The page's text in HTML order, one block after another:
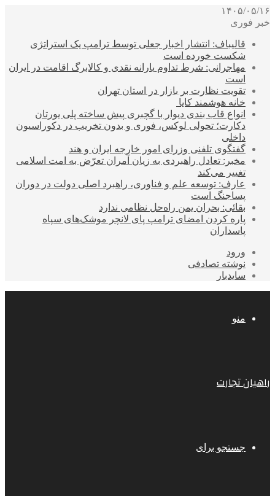
۱۴۰۵/۰۵/۱۶
خبر فوری
قالیباف: انتشار اخبار جعلی توسط ترامپ یک استراتژی
شکست خورده است
مهاجرانی: شرط تداوم یارانه نقدی و کالابرگ اقامت در ایران
است
تقویت نظارت بر بازار در استان تهران
خانه هوشمند کایا
انواع قاب بندی دیوار با گچبری پیش ساخته پلی یورتان
دکارت؛ تحولی لوکس، فوری و بدون تخریب در دکوراسیون
داخلی
گفتگوی تلفنی وزرای امور خارجه ایران و هند
مخبر: تعادل راهبردی به زیان آمران تعرّض به امت اسلامی
تغییر می‌کند
عارف: توسعه علم و فناوری، راهبرد اصلی دولت در دوران
پساجنگ است
بقائی: بحران یمن راه‌حل نظامی ندارد
پاره کردن امضای ترامپ پای لانچر موشک‌های سپاه
پاسداران
ورود
نوشته تصادفی
سایدبار
منو
راهیان تجارت
جستجو برای